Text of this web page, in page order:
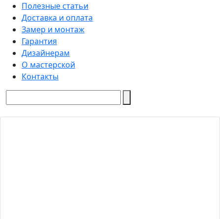
Полезные статьи
Доставка и оплата
Замер и монтаж
Гарантия
Дизайнерам
О мастерской
Контакты